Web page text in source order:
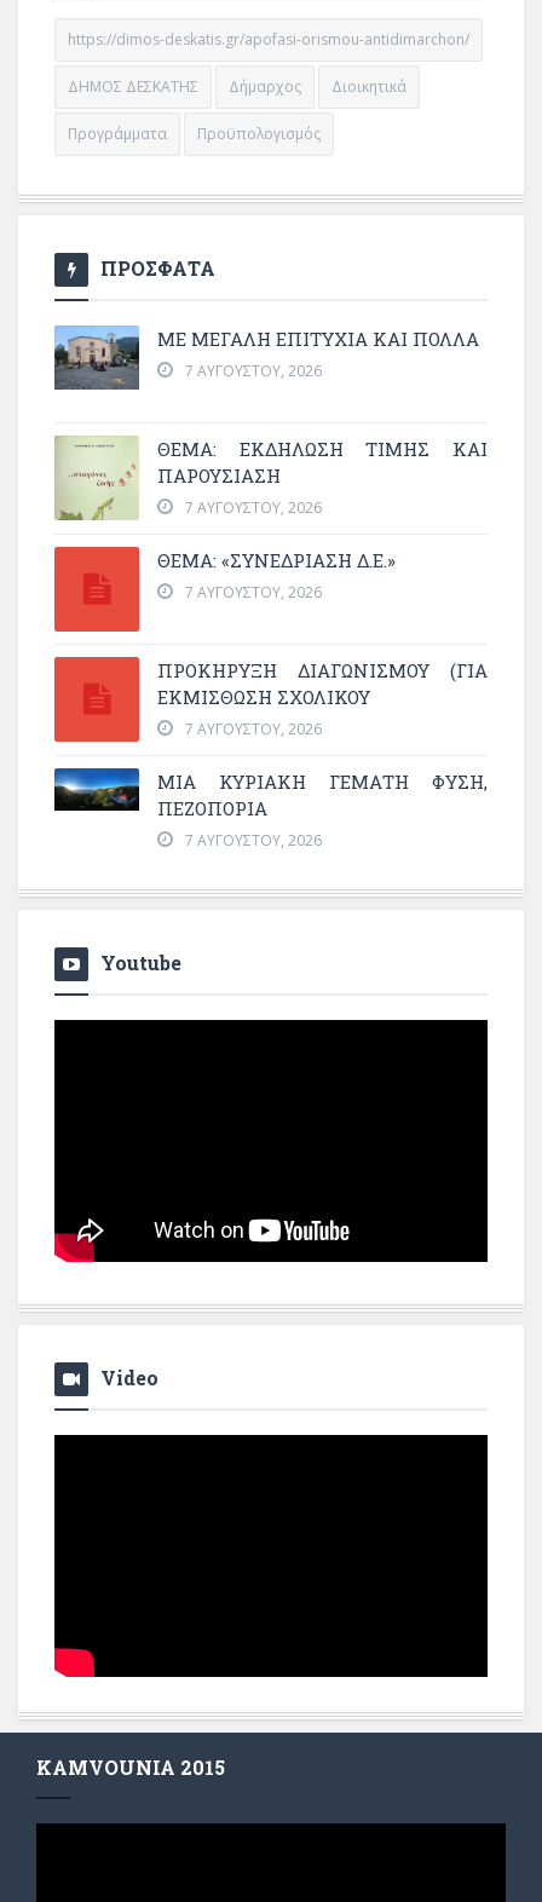
https://dimos-deskatis.gr/apofasi-orismou-antidimarchon/
ΔΗΜΟΣ ΔΕΣΚΑΤΗΣ Δήμαρχος Διοικητικά
Προγράμματα Προϋπολογισμός
ΠΡΟΣΦΑΤΑ
ΜΕ ΜΕΓΆΛΗ ΕΠΙΤΥΧΊΑ ΚΑΙ ΠΟΛΛΆ
7 ΑΥΓΟΎΣΤΟΥ, 2026
ΘΈΜΑ: ΕΚΔΉΛΩΣΗ ΤΙΜΉΣ ΚΑΙ
ΠΑΡΟΥΣΊΑΣΗ
7 ΑΥΓΟΎΣΤΟΥ, 2026
ΘΕΜΑ: «ΣΥΝΕΔΡΊΑΣΗ Δ.Ε.»
7 ΑΥΓΟΎΣΤΟΥ, 2026
ΠΡΟΚΗΡΥΞΗ ΔΙΑΓΩΝΙΣΜΟΥ (ΓΙΑ
ΕΚΜΊΣΘΩΣΗ ΣΧΟΛΙΚΟΎ
7 ΑΥΓΟΎΣΤΟΥ, 2026
ΜΙΑ ΚΥΡΙΑΚΉ ΓΕΜΆΤΗ ΦΎΣΗ,
ΠΕΖΟΠΟΡΊΑ
7 ΑΥΓΟΎΣΤΟΥ, 2026
Youtube
Video
KAMVOUNIA 2015